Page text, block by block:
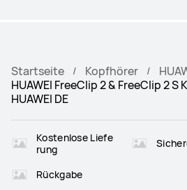
Startseite Kopfhörer
HUAWEI FreeClip 2 & FreeClip 2
HUAWEI DE
Kostenlose Liefe
rung
Rückgabe